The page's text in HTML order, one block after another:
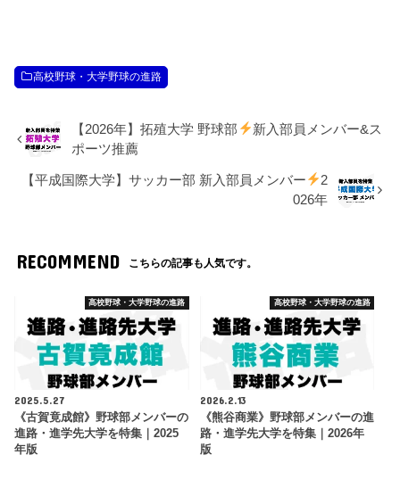
高校野球・大学野球の進路
【2026年】拓殖大学 野球部
新入部員メンバー&ス
ポーツ推薦
【平成国際大学】サッカー部 新入部員メンバー
2
026年
RECOMMEND こちらの記事も人気です。
高校野球・大学野球の進路
2025.5.27
《古賀竟成館》野球部メンバーの
進路・進学先大学を特集｜2025
年版
高校野球・大学野球の進路
2026.2.13
《熊谷商業》野球部メンバーの進
路・進学先大学を特集｜2026年
版